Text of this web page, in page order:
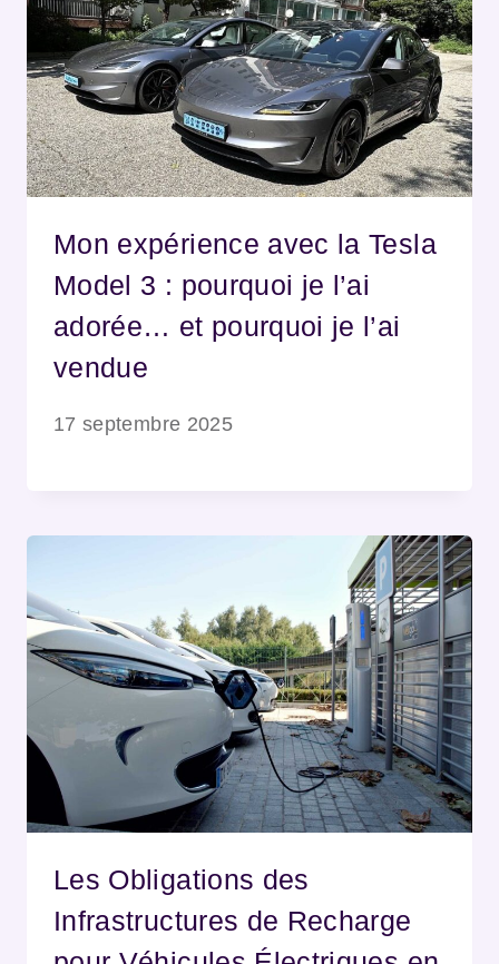
Mon expérience avec la Tesla
Model 3 : pourquoi je l’ai
adorée… et pourquoi je l’ai
vendue
17 septembre 2025
Les Obligations des
Infrastructures de Recharge